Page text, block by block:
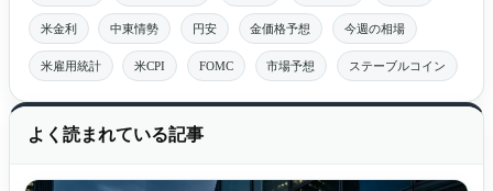
米金利 中東情勢 円安 金価格予想 今週の相場
米雇用統計 米CPI FOMC 市場予想 ステーブルコイン
よく読まれている記事